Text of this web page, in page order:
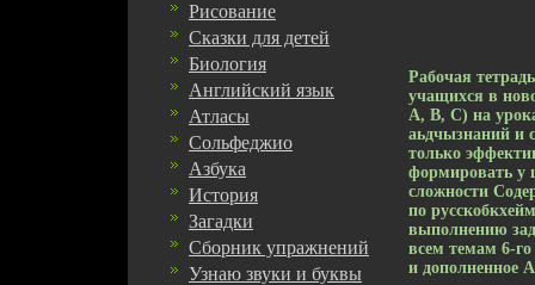
Рисование
Сказки для детей
Биология
Английский язык
Атласы
Сольфеджио
Азбука
История
Загадки
Сборник упражнений
Узнаю звуки и буквы
Рабочая
учащихся в
А, В, С) на
аьдчызнаний и
только
формировать у
сложности
по
выполнению
всем темам 6-
и дополненное